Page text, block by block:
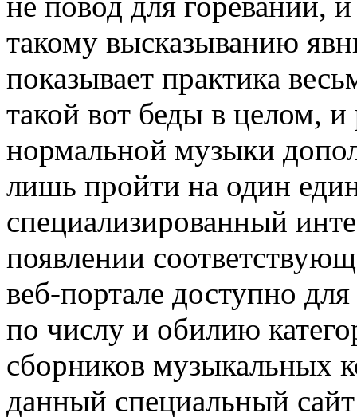
такому высказыванию
показывает практика
такой вот беды в целом,
нормальной музыки
лишь пройти на один
специализированный
появлении
веб-портале доступно
по числу и обилию
сборников музыкальных
данный специальный